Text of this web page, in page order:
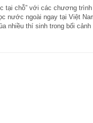
tại chỗ” với các chương
nước ngoài ngay tại Việt
nhiều thí sinh trong bối cảnh